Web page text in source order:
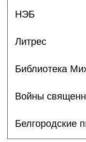
НЭБ
Литрес
Библиотека
Войны
Белгородские